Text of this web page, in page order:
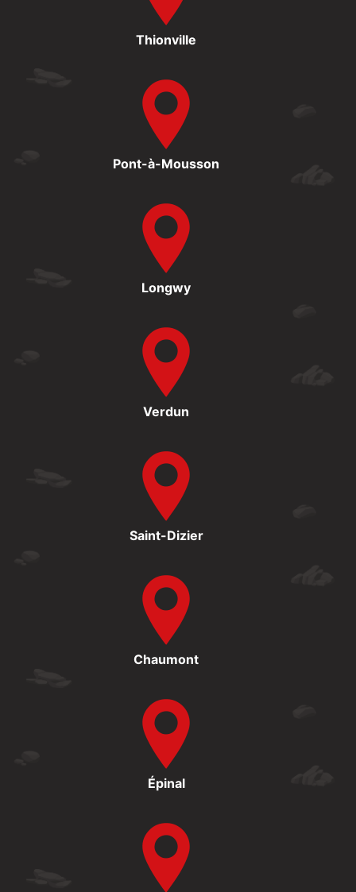
Thionville
Pont-à-Mousson
Longwy
Verdun
Saint-Dizier
Chaumont
Épinal